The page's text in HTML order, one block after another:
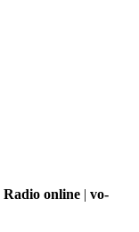
Radio online | vo-